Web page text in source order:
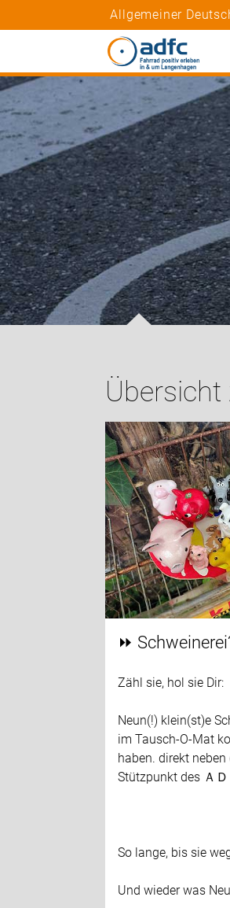
Allgemeiner
⏩️
Zähl sie, hol sie Dir:
Neun(!) klein(st)e
im Tausch-O-Mat
haben. direkt
Stützpunkt des Ａ
So lange, bis sie
Und wieder was